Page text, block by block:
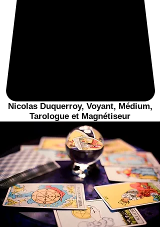
Nicolas Duquerroy, Voyant, Médium,
Tarologue et Magnétiseur